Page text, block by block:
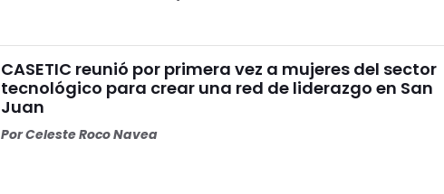
CASETIC reunió por primera vez a mujeres del sector
tecnológico para crear una red de liderazgo en San
Juan
PorCeleste Roco Navea